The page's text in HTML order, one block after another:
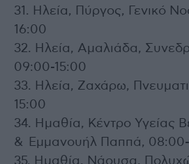
31. Ηλεία, Πύργος, Γενικό
16:00
32. Ηλεία, Αμαλιάδα,
09:00-15:00
33. Ηλεία, Ζαχάρω,
15:00
34. Ημαθία, Κέντρο Υγείας
& Εμμανουήλ Παππά,
35. Ημαθία, Νάουσα,